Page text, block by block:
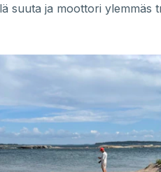
suuta ja moottori ylemmäs